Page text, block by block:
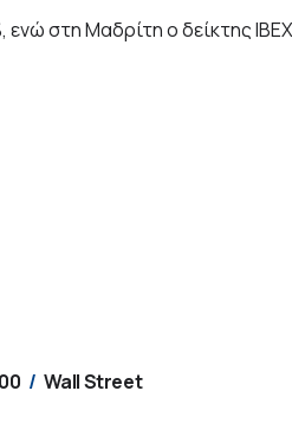
στη Μαδρίτη ο δείκτης IBEX
Wall Street